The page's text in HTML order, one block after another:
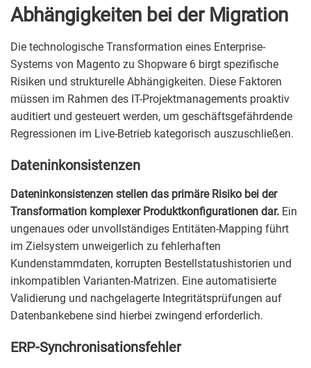
Abhängigkeiten bei der Migration
Die technologische Transformation eines Enterprise-
Systems von Magento zu Shopware 6 birgt spezifische
Risiken und strukturelle Abhängigkeiten. Diese Faktoren
müssen im Rahmen des IT-Projektmanagements proaktiv
auditiert und gesteuert werden, um geschäftsgefährdende
Regressionen im Live-Betrieb kategorisch auszuschließen.
Dateninkonsistenzen
Dateninkonsistenzen stellen das primäre Risiko bei der
Transformation komplexer Produktkonfigurationen dar. Ein
ungenaues oder unvollständiges Entitäten-Mapping führt
im Zielsystem unweigerlich zu fehlerhaften
Kundenstammdaten, korrupten Bestellstatushistorien und
inkompatiblen Varianten-Matrizen. Eine automatisierte
Validierung und nachgelagerte Integritätsprüfungen auf
Datenbankebene sind hierbei zwingend erforderlich.
ERP-Synchronisationsfehler